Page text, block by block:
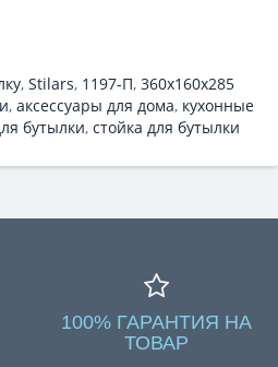
, Stilars, 1197-П, 360х160х285
, аксессуары для дома, кухонные
бутылки, стойка для бутылки
100% ГАРАНТИЯ НА
ТОВАР